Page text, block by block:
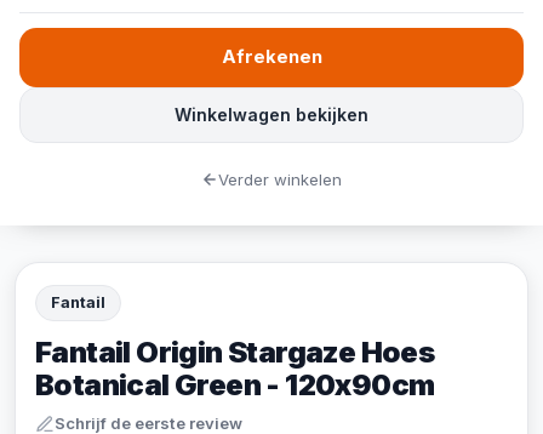
Fantail
Fantail Origin Stargaze Hoes
Botanical Green - 120x90cm
Schrijf de eerste review
Winkelwagen bekijken
Afrekenen
Verder winkelen